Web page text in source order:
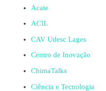
Acate
ACIL
CAV Udesc Lages
Centro de Inovação
ChimaTalks
Ciência e Tecnologia